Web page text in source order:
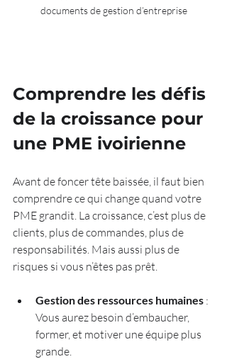
documents de gestion d’entreprise
Comprendre les défis
de la croissance pour
une PME ivoirienne
Avant de foncer tête baissée, il faut bien
comprendre ce qui change quand votre
PME grandit. La croissance, c’est plus de
clients, plus de commandes, plus de
responsabilités. Mais aussi plus de
risques si vous n’êtes pas prêt.
Gestion des ressources humaines :
Vous aurez besoin d’embaucher,
former, et motiver une équipe plus
grande.